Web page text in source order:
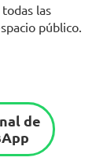
las
público.
de